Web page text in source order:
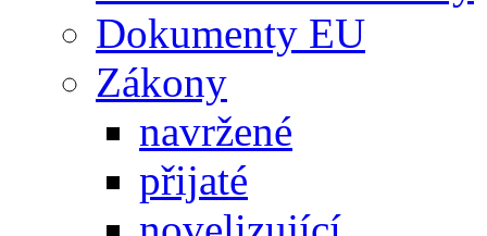
Dokumenty EU
Zákony
navržené
přijaté